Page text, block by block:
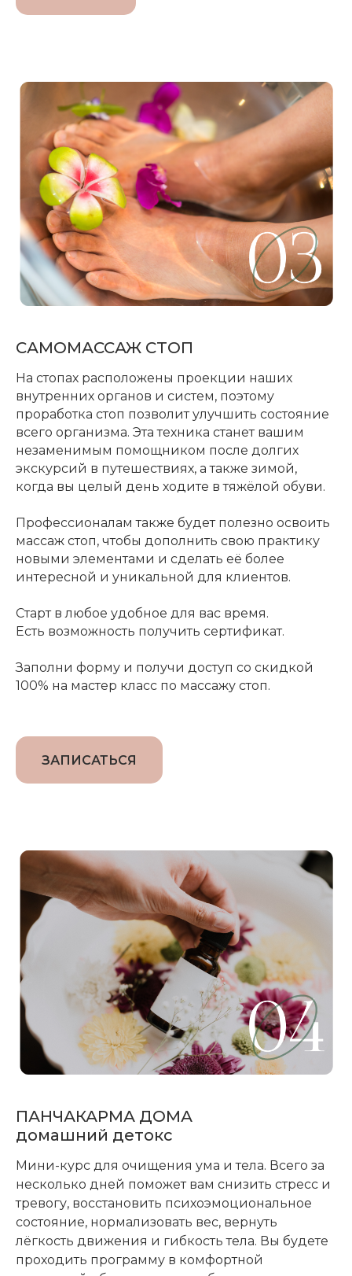
САМОМАССАЖ СТОП
На стопах расположены проекции наших
внутренних органов и систем, поэтому
проработка стоп позволит улучшить состояние
всего организма. Эта техника станет вашим
незаменимым помощником после долгих
экскурсий в путешествиях, а также зимой,
когда вы целый день ходите в тяжёлой обуви.
Профессионалам также будет полезно освоить
массаж стоп, чтобы дополнить свою практику
новыми элементами и сделать её более
интересной и уникальной для клиентов.
Старт в любое удобное для вас время.
Есть возможность получить сертификат.
Заполни форму и получи доступ со скидкой
100% на мастер класс по массажу стоп.
ЗАПИСАТЬСЯ
ПАНЧАКАРМА ДОМА
домашний детокс
Мини-курс для очищения ума и тела. Всего за
несколько дней поможет вам снизить стресс и
тревогу, восстановить психоэмоциональное
состояние, нормализовать вес, вернуть
лёгкость движения и гибкость тела. Вы будете
проходить программу в комфортной